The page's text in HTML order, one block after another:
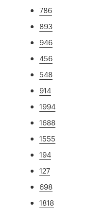
786
893
946
456
548
914
1994
1688
1555
194
127
698
1818